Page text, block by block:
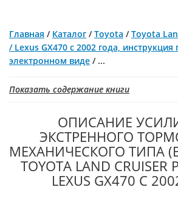
Главная / Каталог /Toyota /Toyota
/ Lexus GX470 с 2002 года, инструкция
электронном виде / ...
Показать содержание книги
ОПИСАНИЕ
ЭКСТРЕННОГО
МЕХАНИЧЕСКОГО ТИПА
TOYOTA LAND CRUISER
LEXUS GX470 С